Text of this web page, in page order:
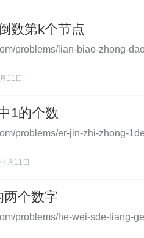
数第k个节点
problems/lian-biao-zhong-
11日
1的个数
problems/er-jin-zhi-zhong-
月11日
两个数字
problems/he-wei-sde-liang-